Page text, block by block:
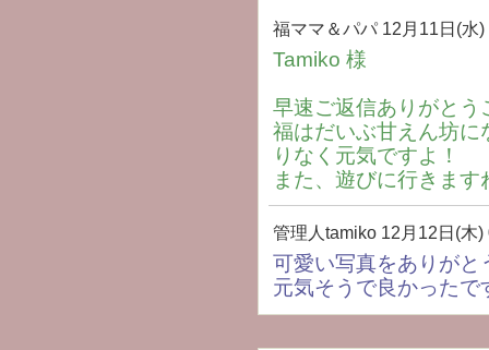
福ママ＆パパ 12月11日(水)
Tamiko 様
早速ご返信ありがとう
福はだいぶ甘えん坊に
りなく元気ですよ！
また、遊びに行きます
管理人tamiko 12月12日(木)
可愛い写真をありがと
元気そうで良かったで